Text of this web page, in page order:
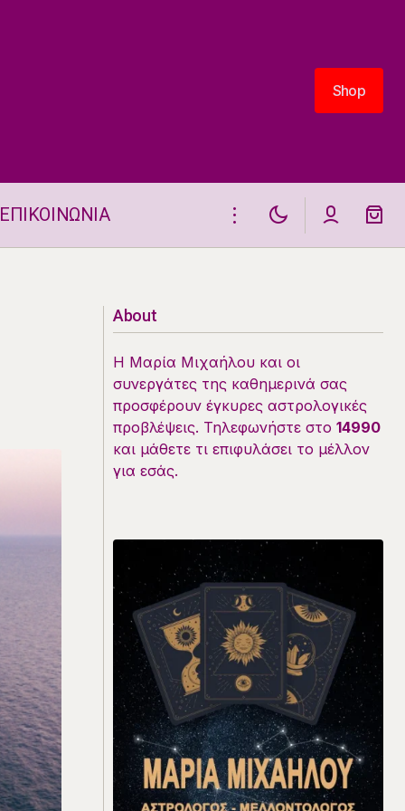
Shop
Shop
ΕΠΙΚΟΙΝΩΝΙΑ
About
Η Μαρία Μιχαήλου και οι
συνεργάτες της καθημερινά σας
προσφέρουν έγκυρες αστρολογικές
προβλέψεις. Τηλεφωνήστε στο 14990
και μάθετε τι επιφυλάσει το μέλλον
για εσάς.